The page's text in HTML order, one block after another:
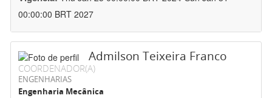
00:00:00 BRT 2027
Admilson Teixeira Franco
COORDENADOR(A)
ENGENHARIAS
Engenharia Mecânica